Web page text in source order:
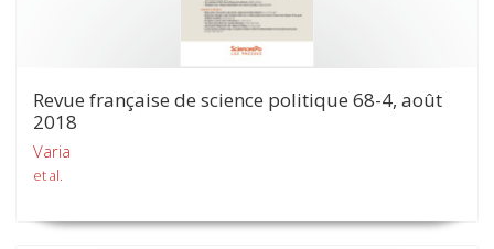
Revue française de science politique 68-4, août
2018
Varia
et al.